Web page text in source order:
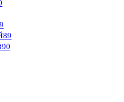
89
90